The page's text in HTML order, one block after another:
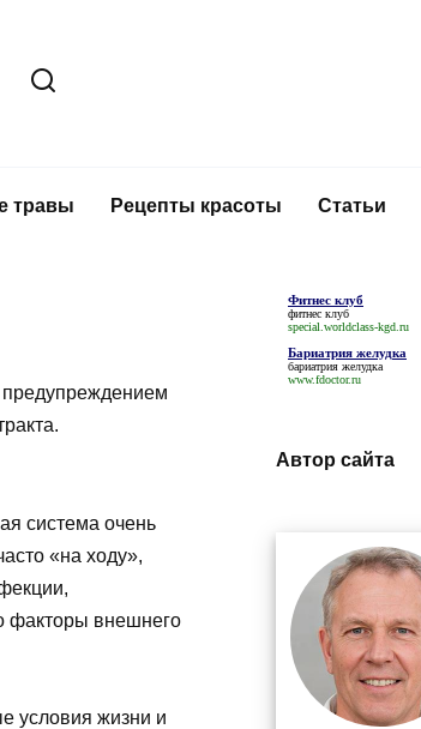
травы Рецепты красоты Статьи
предупреждением
система очень
«на ходу»,
факторы внешнего
условия жизни и
Фитнес клуб
фитнес клуб
special.worldclass-kgd.ru
Бариатрия желудка
бариатрия желудка
www.fdoctor.ru
Автор сайта